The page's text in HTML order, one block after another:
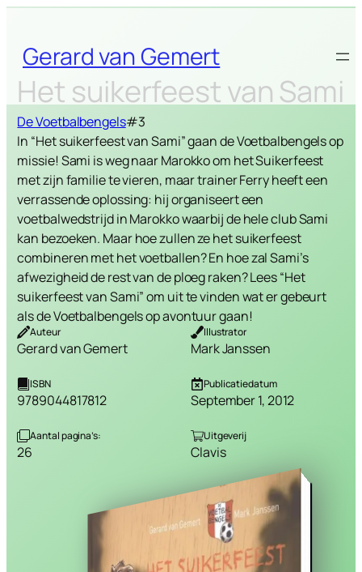
Skip
content
Gerard van Gemert
Het suikerfeest van Sami
De Voetbalbengels#3
In “Het suikerfeest van Sami” gaan de Voetbalbengels op
missie! Sami is weg naar Marokko om het Suikerfeest
met zijn familie te vieren, maar trainer Ferry heeft een
verrassende oplossing: hij organiseert een
voetbalwedstrijd in Marokko waarbij de hele club Sami
kan bezoeken. Maar hoe zullen ze het suikerfeest
combineren met het voetballen? En hoe zal Sami’s
afwezigheid de rest van de ploeg raken? Lees “Het
suikerfeest van Sami” om uit te vinden wat er gebeurt
als de Voetbalbengels op avontuur gaan!
Auteur
Gerard van Gemert
Illustrator
Mark Janssen
ISBN
9789044817812
Publicatiedatum
September 1, 2012
Aantal pagina’s:
26
Uitgeverij
Clavis